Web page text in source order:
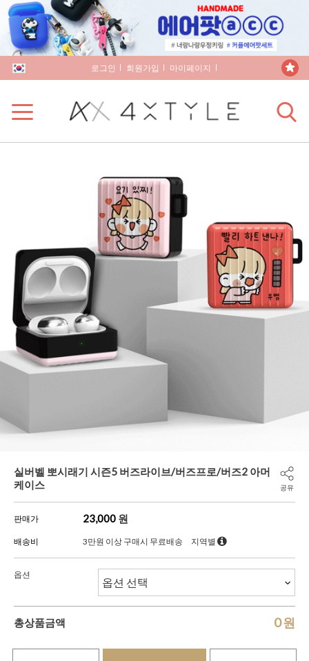
로그인 회원가입 마이페이지
실버벨 뽀시래기 시즌5 버즈라이브/버즈프로/버즈2 아머
케이스
공유
판매가 23,000 원
배송비 3만원 이상 구매시 무료배송 지역별
옵션
총상품금액 0원